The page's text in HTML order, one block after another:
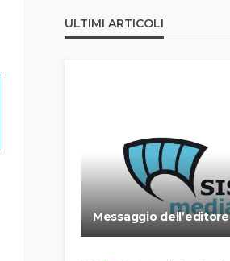
ULTIMI ARTICOLI
Messaggio dell’editore